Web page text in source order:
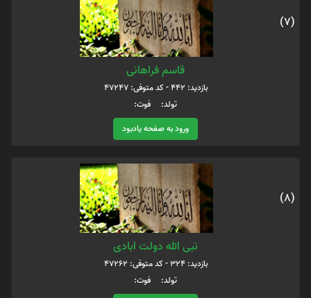
(7)
قاسم فراهانی
بازدید: 442 - کد متوفی: 47247
تولد: فوت:
ورود به صفحه یادبود
(8)
نبی الله دولت ابادی
بازدید: 324 - کد متوفی: 47262
تولد: فوت: